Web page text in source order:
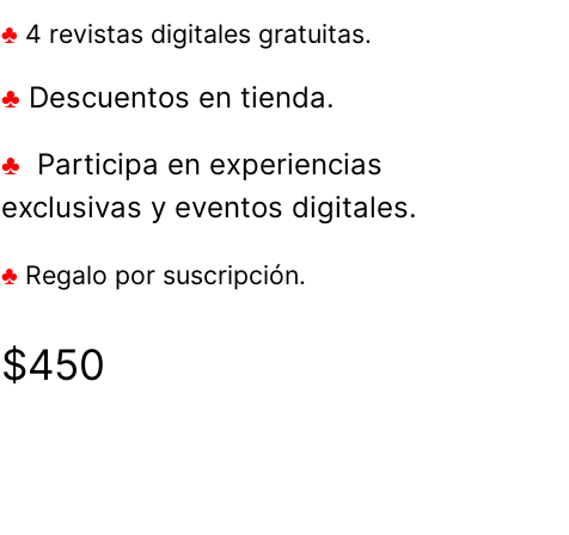
♣ 4 revistas digitales gratuitas.
♣ Descuentos en tienda.
♣ Participa en experiencias
exclusivas y eventos digitales.
♣Regalo por suscripción.
$450